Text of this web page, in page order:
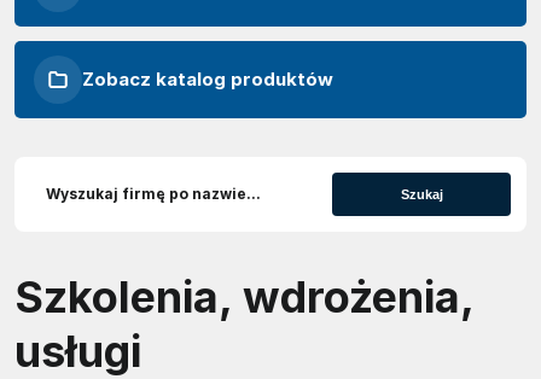
Zobacz katalog produktów
Szukaj
Szkolenia, wdrożenia,
usługi